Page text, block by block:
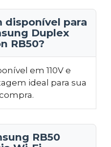
disponível para
Duplex
RB50?
em 110V e
ideal para sua
RB50